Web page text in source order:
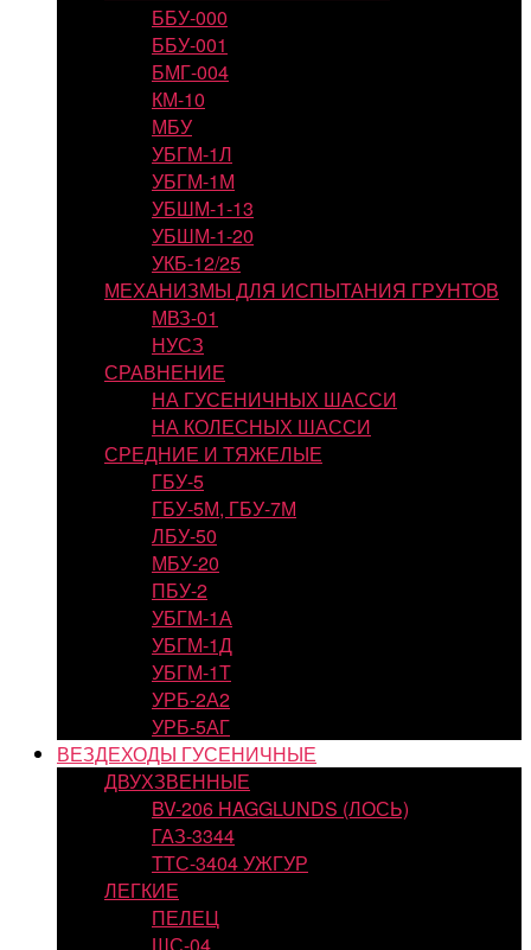
ББУ-000
ББУ-001
БМГ-004
КМ-10
МБУ
УБГМ-1Л
УБГМ-1М
УБШМ-1-13
УБШМ-1-20
УКБ-12/25
МЕХАНИЗМЫ ДЛЯ ИСПЫТАНИЯ ГРУНТОВ
МВЗ-01
НУСЗ
СРАВНЕНИЕ
НА ГУСЕНИЧНЫХ ШАССИ
НА КОЛЕСНЫХ ШАССИ
СРЕДНИЕ И ТЯЖЕЛЫЕ
ГБУ-5
ГБУ-5М, ГБУ-7М
ЛБУ-50
МБУ-20
ПБУ-2
УБГМ-1А
УБГМ-1Д
УБГМ-1Т
УРБ-2А2
УРБ-5АГ
ВЕЗДЕХОДЫ ГУСЕНИЧНЫЕ
ДВУХЗВЕННЫЕ
BV-206 HAGGLUNDS (ЛОСЬ)
ГАЗ-3344
ТТС-3404 УЖГУР
ЛЕГКИЕ
ПЕЛЕЦ